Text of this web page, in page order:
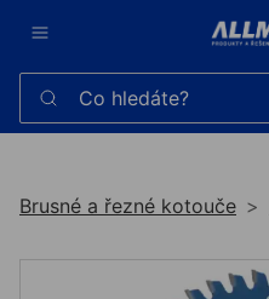
Co hledáte?
Brusné a řezné kotouče